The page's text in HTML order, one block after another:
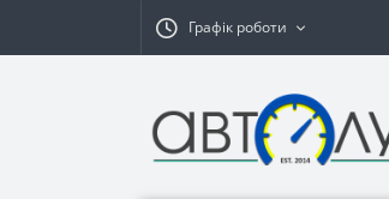
Графік роботи